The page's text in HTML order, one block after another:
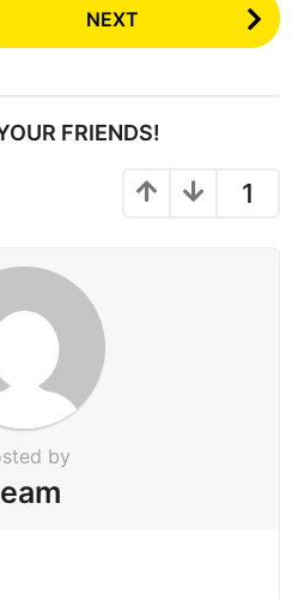
NEXT
FRIENDS!
1
by